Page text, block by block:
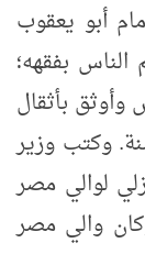
أبو يعقوب
بفقهه؛
بأثقال
وكتب وزير
لوالي مصر
والي مصر